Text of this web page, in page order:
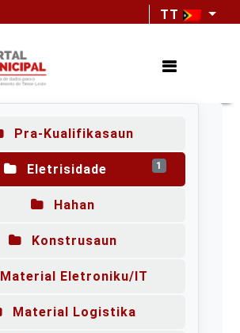
TT
Pra-Kualifikasaun
Eletrisidade 1
Hahan
Konstrusaun
Material Eletroniku/IT
Material Logistika